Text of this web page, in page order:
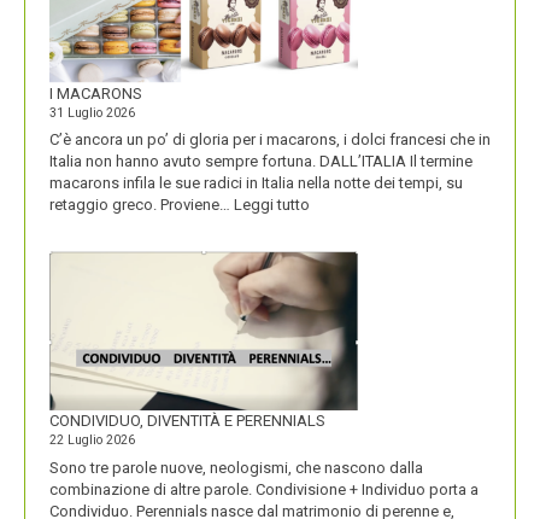
I MACARONS
31 Luglio 2026
C’è ancora un po’ di gloria per i macarons, i dolci francesi che in
Italia non hanno avuto sempre fortuna. DALL’ITALIA Il termine
macarons infila le sue radici in Italia nella notte dei tempi, su
retaggio greco. Proviene… Leggi tutto
MACARONS
CONDIVIDUO, DIVENTITÀ E PERENNIALS
22 Luglio 2026
Sono tre parole nuove, neologismi, che nascono dalla
combinazione di altre parole. Condivisione + Individuo porta a
Condividuo. Perennials nasce dal matrimonio di perenne e,